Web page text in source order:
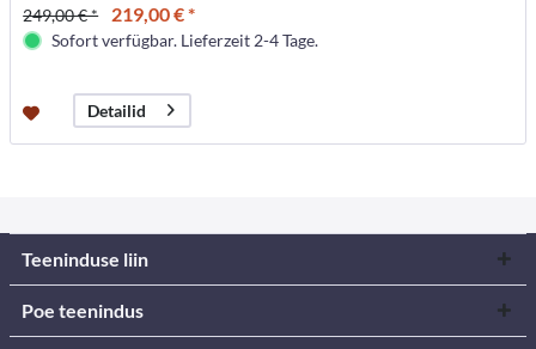
249,00 € * 219,00 € *
Sofort verfügbar. Lieferzeit 2-4 Tage.
Detailid
Teeninduse liin
Poe teenindus